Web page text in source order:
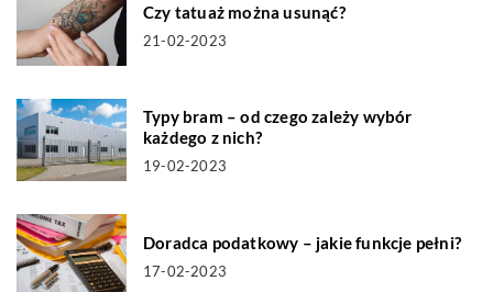
Czy tatuaż można usunąć?
21-02-2023
Typy bram – od czego zależy wybór
każdego z nich?
19-02-2023
Doradca podatkowy – jakie funkcje pełni?
17-02-2023